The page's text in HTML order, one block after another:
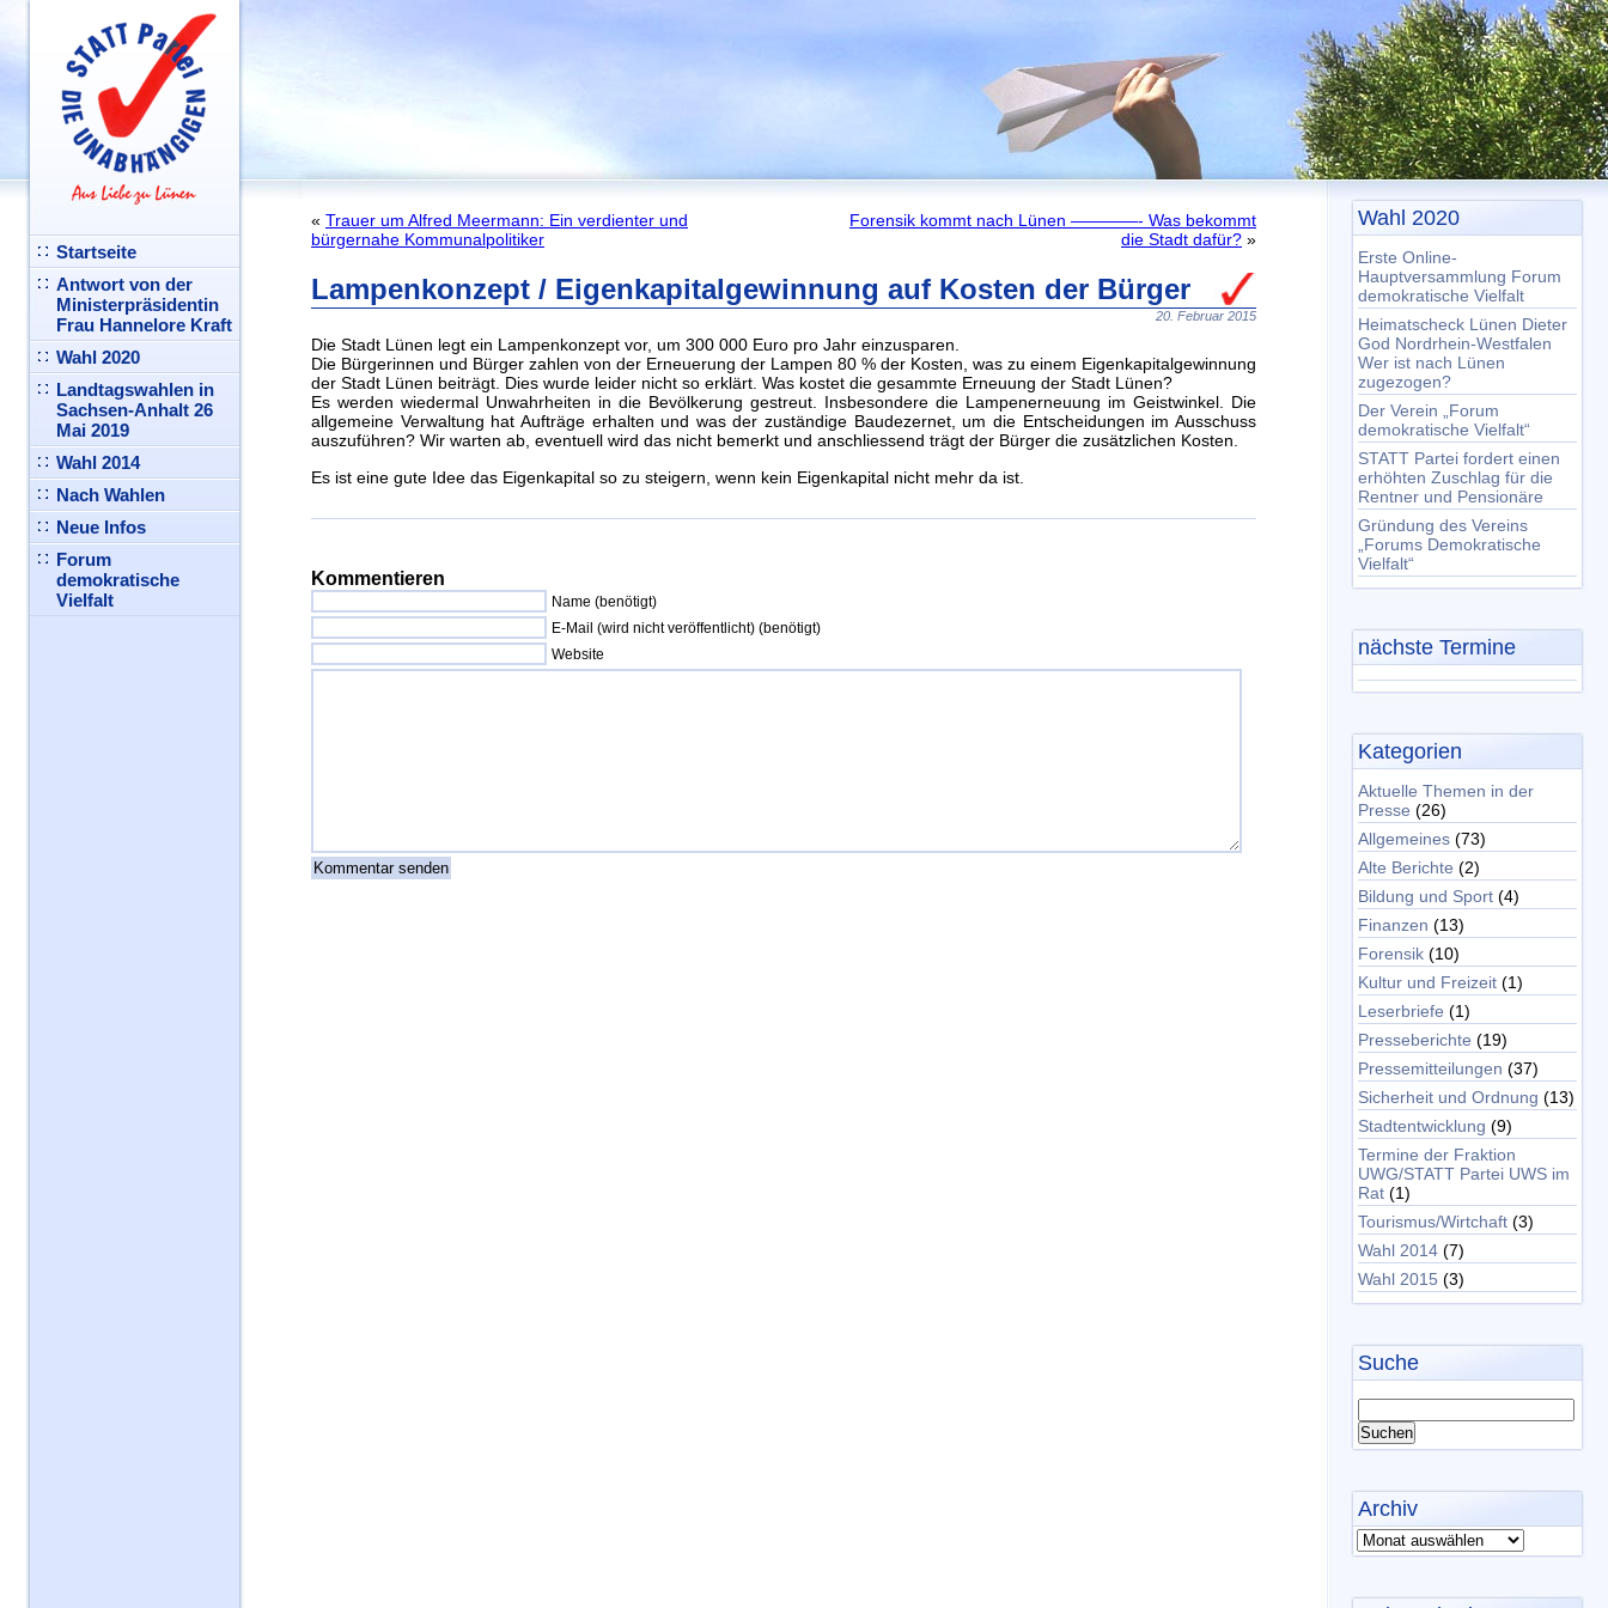
Startseite
Antwort von der
Ministerpräsidentin
Frau Hannelore Kraft
Wahl 2020
Landtagswahlen in
Sachsen-Anhalt 26
Mai 2019
Wahl 2014
Nach Wahlen
Neue Infos
Forum
demokratische
Vielfalt
Wahl 2020
Erste Online-
Hauptversammlung Forum
demokratische Vielfalt
Heimatscheck Lünen Dieter
God Nordrhein-Westfalen
Wer ist nach Lünen
zugezogen?
Der Verein „Forum
demokratische Vielfalt“
STATT Partei fordert einen
erhöhten Zuschlag für die
Rentner und Pensionäre
Gründung des Vereins
„Forums Demokratische
Vielfalt“
nächste Termine
Kategorien
Aktuelle Themen in der
Presse (26)
Allgemeines (73)
Alte Berichte (2)
Bildung und Sport (4)
Finanzen (13)
Forensik (10)
Kultur und Freizeit (1)
Leserbriefe (1)
Presseberichte (19)
Pressemitteilungen (37)
Sicherheit und Ordnung (13)
Stadtentwicklung (9)
Termine der Fraktion
UWG/STATT Partei UWS im
Rat (1)
Tourismus/Wirtchaft (3)
Wahl 2014 (7)
Wahl 2015 (3)
Suche
Archiv
Archiv
« Trauer um Alfred Meermann: Ein verdienter und
bürgernahe Kommunalpolitiker
Forensik kommt nach Lünen ————- Was bekommt
die Stadt dafür? »
Lampenkonzept / Eigenkapitalgewinnung auf Kosten der Bürger
20. Februar 2015
Die Stadt Lünen legt ein Lampenkonzept vor, um 300 000 Euro pro Jahr einzusparen.
Die Bürgerinnen und Bürger zahlen von der Erneuerung der Lampen 80 % der Kosten, was zu einem Eigenkapitalgewinnung
der Stadt Lünen beiträgt. Dies wurde leider nicht so erklärt. Was kostet die gesammte Erneuung der Stadt Lünen?
Es werden wiedermal Unwahrheiten in die Bevölkerung gestreut. Insbesondere die Lampenerneuung im Geistwinkel. Die
allgemeine Verwaltung hat Aufträge erhalten und was der zuständige Baudezernet, um die Entscheidungen im Ausschuss
auszuführen? Wir warten ab, eventuell wird das nicht bemerkt und anschliessend trägt der Bürger die zusätzlichen Kosten.
Es ist eine gute Idee das Eigenkapital so zu steigern, wenn kein Eigenkapital nicht mehr da ist.
Kommentieren
Name (benötigt)
E-Mail (wird nicht veröffentlicht) (benötigt)
Website